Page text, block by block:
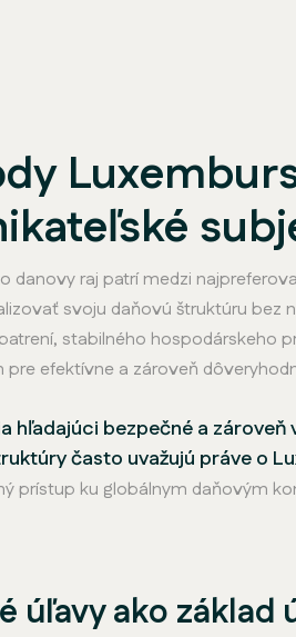
danovy raj patrí medzi
svoju daňovú štruktúru bez
stabilného hospodárskeho
pre efektívne a zároveň
hľadajúci bezpečné a
často uvažujú práve o
prístup ku globálnym daňovým
úľavy ako základ